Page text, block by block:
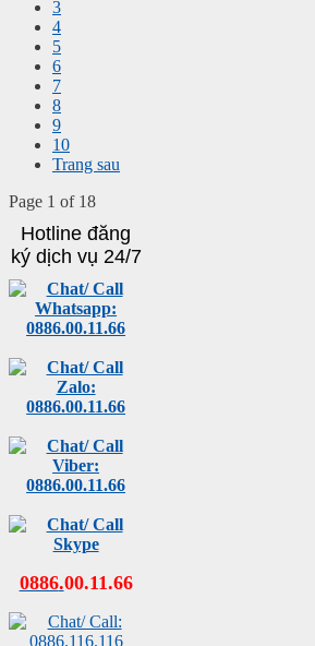
3
4
5
6
7
8
9
10
Trang sau
Page 1 of 18
Hotline đăng
ký dịch vụ 24/7
0886.00.11.66